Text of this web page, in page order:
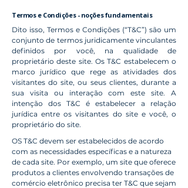
Termos e Condições - noções fundamentais
Dito isso, Termos e Condições (“T&C”) são um
conjunto de termos juridicamente vinculantes
definidos por você, na qualidade de
proprietário deste site. Os T&C estabelecem o
marco jurídico que rege as atividades dos
visitantes do site, ou seus clientes, durante a
sua visita ou interação com este site. A
intenção dos T&C é estabelecer a relação
jurídica entre os visitantes do site e você, o
proprietário do site.
OS T&C devem ser estabelecidos de acordo
com as necessidades específicas e a natureza
de cada site. Por exemplo, um site que oferece
produtos a clientes envolvendo transações de
comércio eletrônico precisa ter T&C que sejam